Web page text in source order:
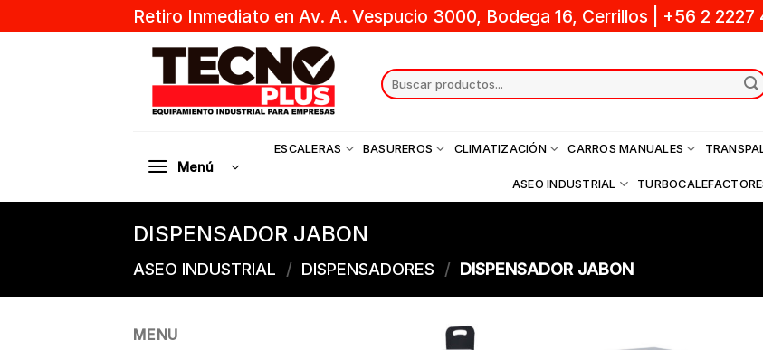
to
Retiro Inmediato en Av. A. Vespucio 3000, Bodega 16, Cerrillos +56 2 2227
Search
for:
Menú
ESCALERAS BASUREROS CLIMATIZACIÓN CARROS MANUALES
ASEO INDUSTRIAL
DISPENSADOR JABON
ASEO INDUSTRIAL / DISPENSADORES / DISPENSADOR JABON
MENU